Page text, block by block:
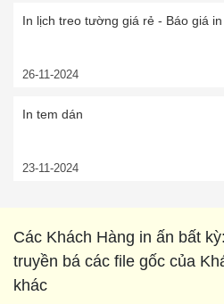
In lịch treo tường giá rẻ - Báo giá in
26-11-2024
In tem dán
23-11-2024
Các Khách Hàng in ấn bất
truyền bá các file gốc của
khác